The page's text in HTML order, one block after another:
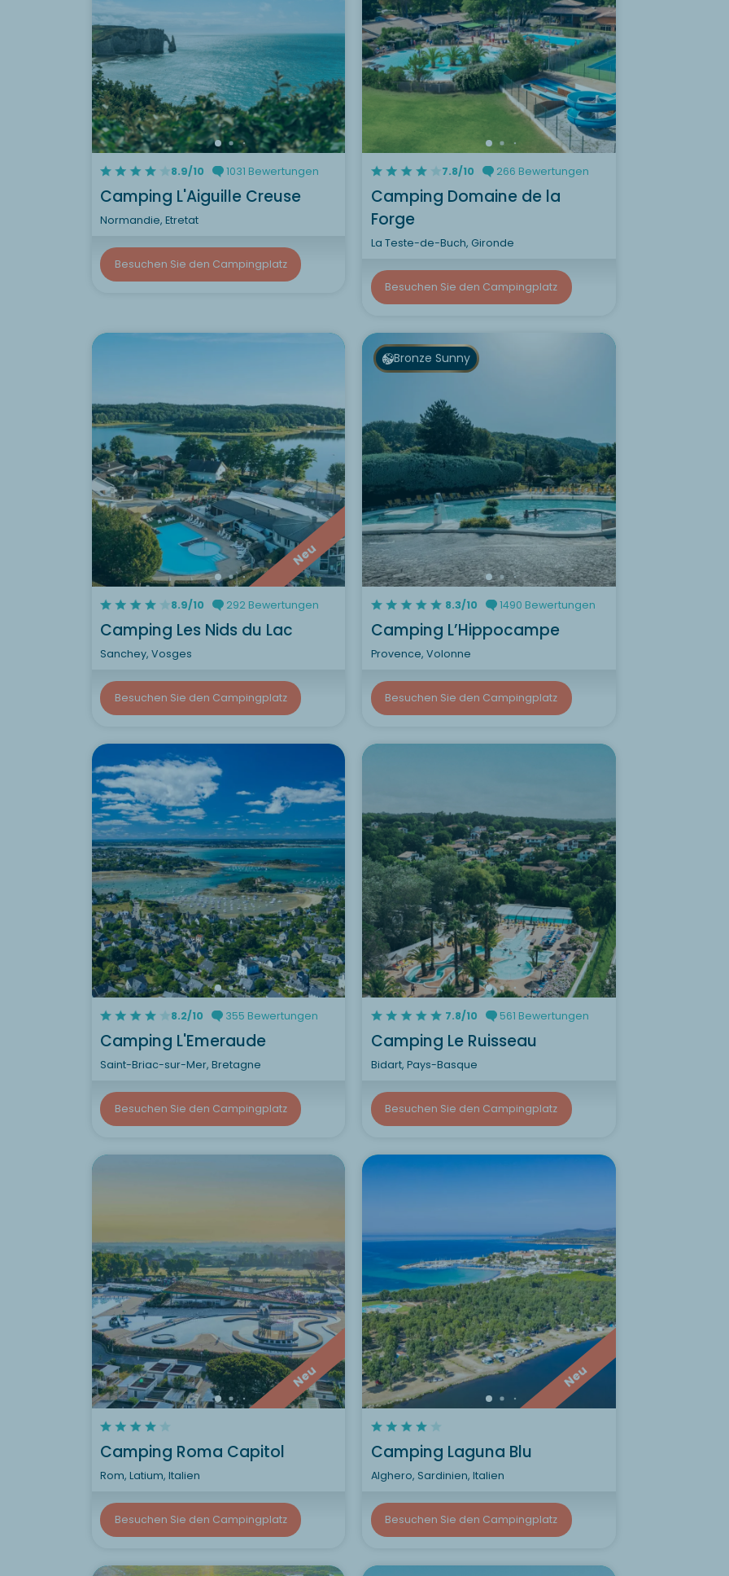
8.9/10 1031 Bewertungen
Camping L'Aiguille Creuse
Normandie, Etretat
Besuchen Sie den Campingplatz
7.8/10 266 Bewertungen
Camping Domaine de la
Forge
La Teste-de-Buch, Gironde
Besuchen Sie den Campingplatz
Neu
8.9/10 292 Bewertungen
Camping Les Nids du Lac
Sanchey, Vosges
Besuchen Sie den Campingplatz
Bronze Sunny
8.3/10 1490 Bewertungen
Camping L’Hippocampe
Provence, Volonne
Besuchen Sie den Campingplatz
8.2/10 355 Bewertungen
Camping L'Emeraude
Saint-Briac-sur-Mer, Bretagne
Besuchen Sie den Campingplatz
7.8/10 561 Bewertungen
Camping Le Ruisseau
Bidart, Pays-Basque
Besuchen Sie den Campingplatz
Neu
Camping Roma Capitol
Rom, Latium, Italien
Besuchen Sie den Campingplatz
Neu
Camping Laguna Blu
Alghero, Sardinien, Italien
Besuchen Sie den Campingplatz